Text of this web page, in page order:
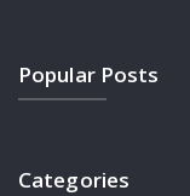
Popular Posts
Categories